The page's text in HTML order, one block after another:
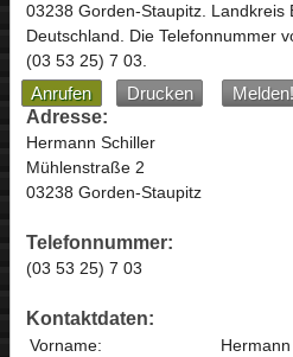
03238 Gorden-Staupitz. Landkreis
Deutschland. Die Telefonnummer
(03 53 25) 7 03.
Anrufen Drucken Melden!
Adresse:
Hermann Schiller
Mühlenstraße 2
03238 Gorden-Staupitz
Telefonnummer:
(03 53 25) 7 03
Kontaktdaten:
Vorname:
Hermann